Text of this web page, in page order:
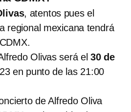
, atentos pues el
regional mexicana tendrá
Olivas será el 30 de
en punto de las 21:00
de Alfredo Oliva